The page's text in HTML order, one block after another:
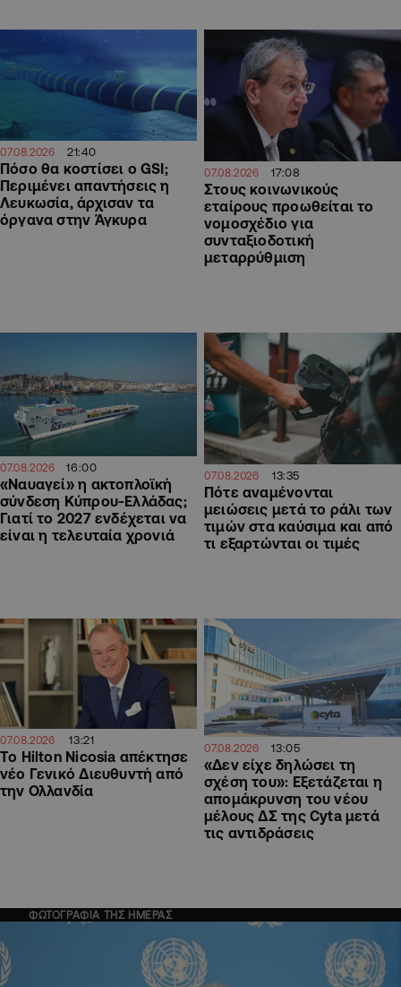
07.08.2026 21:40
Πόσο θα κοστίσει ο GSI;
Περιμένει απαντήσεις η
Λευκωσία, άρχισαν τα
όργανα στην Άγκυρα
07.08.2026 17:08
Στους κοινωνικούς
εταίρους προωθείται το
νομοσχέδιο για
συνταξιοδοτική
μεταρρύθμιση
07.08.2026 16:00
«Ναυαγεί» η ακτοπλοϊκή
σύνδεση Κύπρου-Ελλάδας;
Γιατί το 2027 ενδέχεται να
είναι η τελευταία χρονιά
07.08.2026 13:35
Πότε αναμένονται
μειώσεις μετά το ράλι των
τιμών στα καύσιμα και από
τι εξαρτώνται οι τιμές
07.08.2026 13:21
Το Hilton Nicosia απέκτησε
νέο Γενικό Διευθυντή από
την Ολλανδία
07.08.2026 13:05
«Δεν είχε δηλώσει τη
σχέση του»: Εξετάζεται η
απομάκρυνση του νέου
μέλους ΔΣ της Cyta μετά
τις αντιδράσεις
ΦΩΤΟΓΡΑΦΙΑ ΤΗΣ ΗΜΕΡΑΣ